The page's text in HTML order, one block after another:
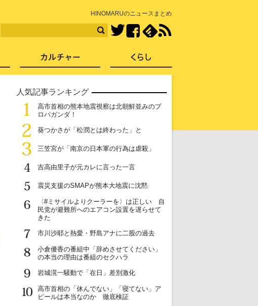
HINOMARUのニュースまとめ
TwitterFacebook
人気記事ランキング
1
高市首相の熊本地震視察は北朝鮮並みのプ
ロパガンダ！
2
葵つかさが「松潤とは終わった」と
3
三笠宮が「南京の日本軍の行為は虐殺」
4
吉高由里子が元カレに言った一言
5
震災支援のSMAPが熊本大地震に沈黙
6
〈#ミサイルよりクーラーを〉は正しい 自
民党が避難所へのエアコン設置を遅らせて
きた
7
市川沙耶と熱愛・野島アナに二股の過去
8
小倉優香の番組中「辞めさせてください」
の本当の理由は番組のセクハラ
9
岩城滉一騒動で「在日」差別激化
10
高市首相の「休んでない」「寝てない」ア
ピールは本当なのか 徹底検証
社会